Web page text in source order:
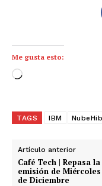
Me gusta esto:
C
g
n
d
o
TAGS IBM
Artículo anterior
Café Tech | Repasa la
emisión de Miércoles
de Diciembre